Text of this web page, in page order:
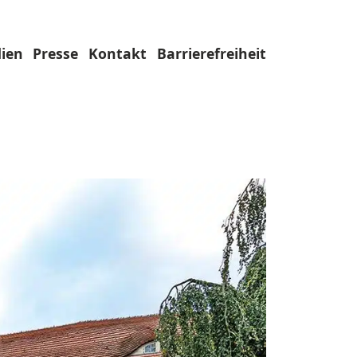
Presse Kontakt Barrierefreiheit